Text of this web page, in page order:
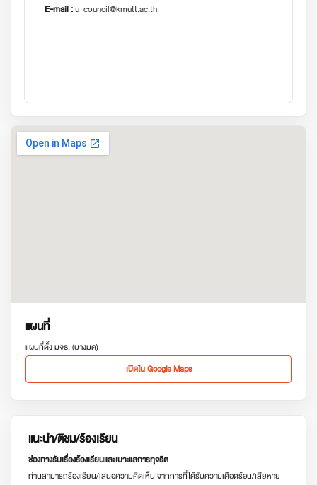
E-mail :u_council@kmutt.ac.th
แผนที่
แผนที่ตั้ง มจธ. (บางมด)
เปิดใน Google Maps
แนะนำ/ติชม/ร้องเรียน
ช่องทางรับเรื่องร้องเรียนและเบาะแสการทุจริต
ท่านสามารถร้องเรียน/เสนอความคิดเห็น จากการที่ได้รับความเดือดร้อน/เสียหาย